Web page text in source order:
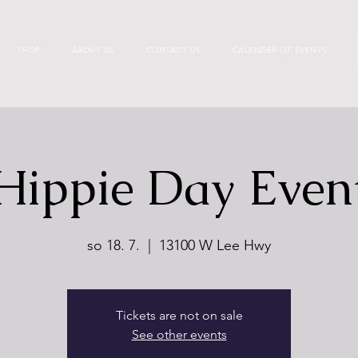
CONTACT US CALENDER OF EVENTS
Day
so 18. 7. 13100 W Lee Hwy
Tickets are not on sale
See other events